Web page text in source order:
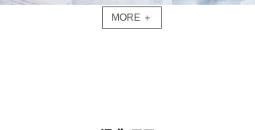
MORE ＋